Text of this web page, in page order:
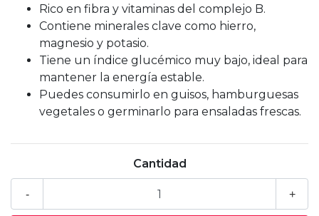
Rico en fibra y vitaminas del complejo B.
Contiene minerales clave como hierro,
magnesio y potasio.
Tiene un índice glucémico muy bajo, ideal para
mantener la energía estable.
Puedes consumirlo en guisos, hamburguesas
vegetales o germinarlo para ensaladas frescas.
Cantidad
+
-